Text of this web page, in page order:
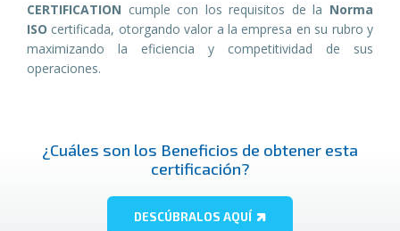
CERTIFICATION cumple con los requisitos de la Norma
ISO certificada, otorgando valor a la empresa en su rubro y
maximizando la eficiencia y competitividad de sus
operaciones.
¿Cuáles son los Beneficios de obtener esta
certificación?
DESCÚBRALOS AQUÍ­